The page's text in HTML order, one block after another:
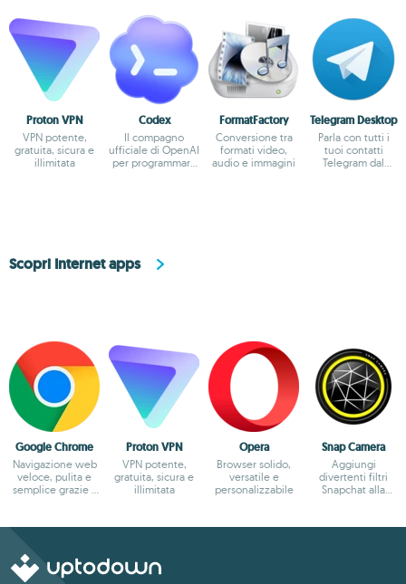
Proton VPN
VPN potente,
gratuita, sicura e
illimitata
Codex
Il compagno
ufficiale di OpenAI
per programmare
FormatFactory
Conversione tra
formati video,
audio e immagini
Telegram Desktop
Parla con tutti i
tuoi contatti
Telegram dal
Scopri Internet apps
Google Chrome
Navigazione web
veloce, pulita e
semplice grazie a
Proton VPN
VPN potente,
gratuita, sicura e
illimitata
Opera
Browser solido,
versatile e
personalizzabile
Snap Camera
Aggiungi
divertenti filtri
Snapchat alla